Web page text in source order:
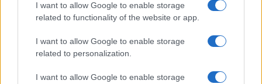
I want to allow Google to enable storage
related to functionality of the website or app.
I want to allow Google to enable storage
related to personalization.
I want to allow Google to enable storage